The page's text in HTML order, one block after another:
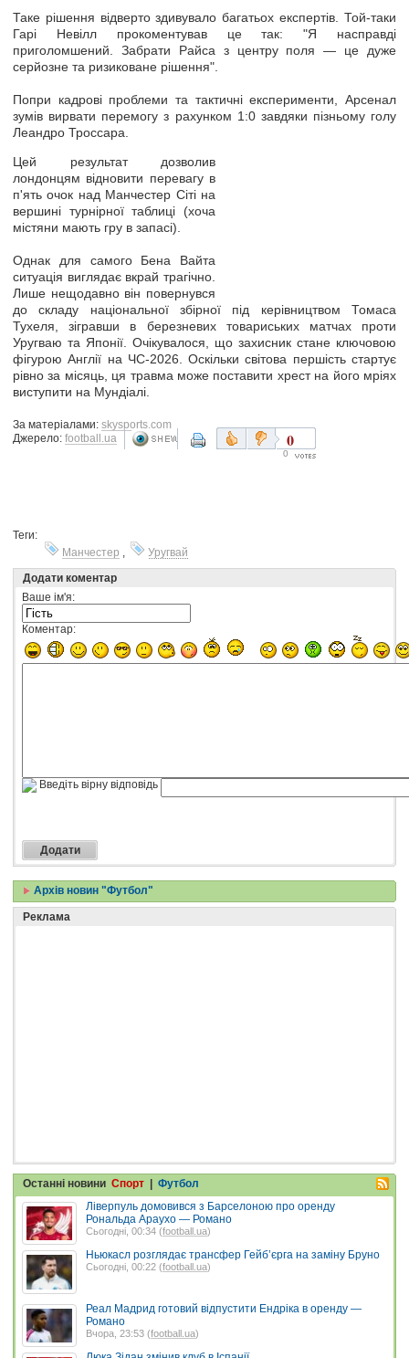
Таке рішення відверто здивувало багатьох експертів. Той-таки
Гарі Невілл прокоментував це так: "Я насправді
приголомшений. Забрати Райса з центру поля — це дуже
серйозне та ризиковане рішення".
Попри кадрові проблеми та тактичні експерименти, Арсенал
зумів вирвати перемогу з рахунком 1:0 завдяки пізньому голу
Леандро Троссара.
Цей результат дозволив
лондонцям відновити перевагу в
п'ять очок над Манчестер Сіті на
вершині турнірної таблиці (хоча
містяни мають гру в запасі).
Однак для самого Бена Вайта
ситуація виглядає вкрай трагічно.
Лише нещодавно він повернувся
до складу національної збірної під керівництвом Томаса
Тухеля, зігравши в березневих товариських матчах проти
Уругваю та Японії. Очікувалося, що захисник стане ключовою
фігурою Англії на ЧС-2026. Оскільки світова першість стартує
рівно за місяць, ця травма може поставити хрест на його мріях
виступити на Мундіалі.
За матеріалами: skysports.com
Джерело: football.ua 0
0
Теги:
Манчестер
Уругвай
Додати коментар
Ваше ім'я:
Коментар:
Введіть вірну відповідь
Архів новин "Футбол"
Реклама
Останні новини Спорт | Футбол
Ліверпуль домовився з Барселоною про оренду
Рональда Араухо — Романо
Сьогодні, 00:34 (football.ua)
Ньюкасл розглядає трансфер Гейб’єрга на заміну Бруно
Сьогодні, 00:22 (football.ua)
Реал Мадрид готовий відпустити Ендріка в оренду —
Романо
Вчора, 23:53 (football.ua)